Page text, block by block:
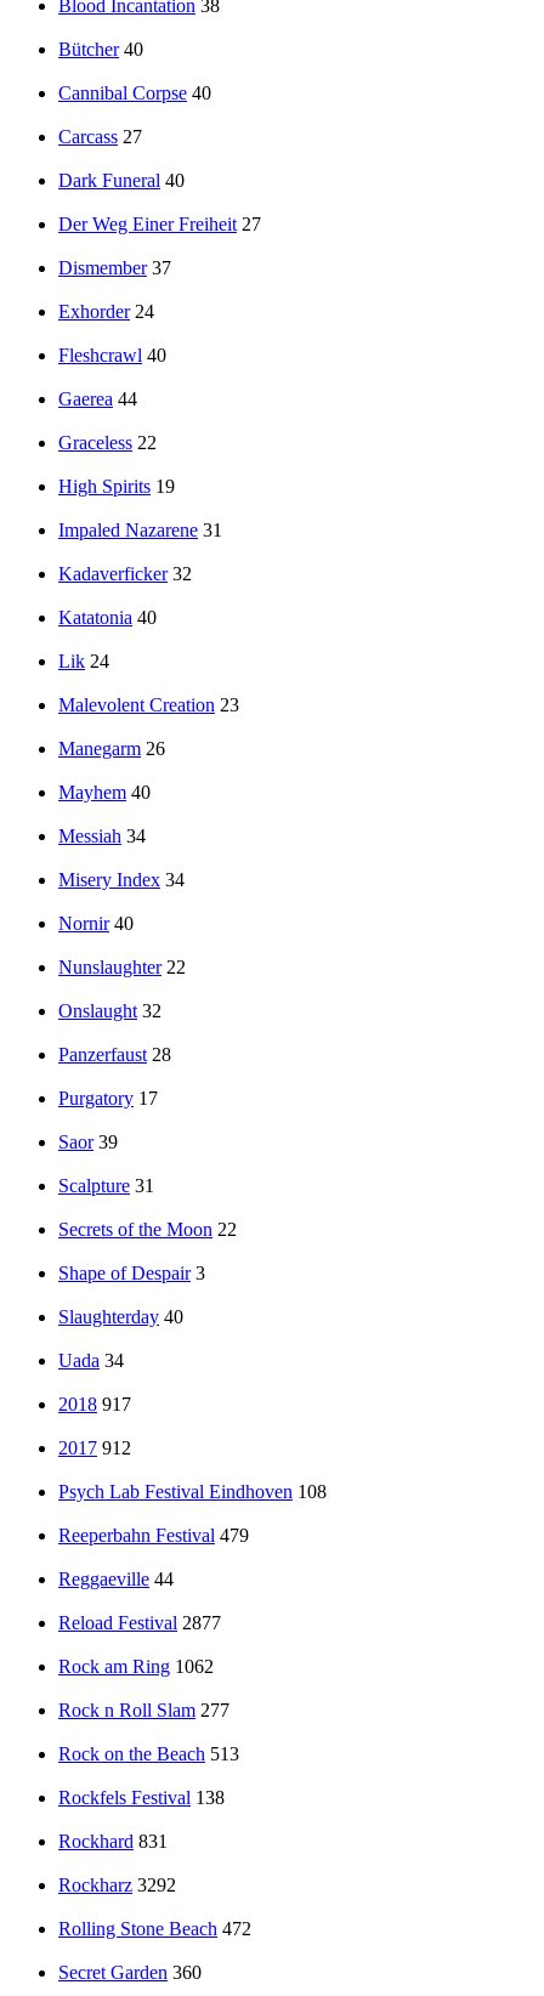
Blood Incantation 38
Bütcher 40
Cannibal Corpse 40
Carcass 27
Dark Funeral 40
Der Weg Einer Freiheit 27
Dismember 37
Exhorder 24
Fleshcrawl 40
Gaerea 44
Graceless 22
High Spirits 19
Impaled Nazarene 31
Kadaverficker 32
Katatonia 40
Lik 24
Malevolent Creation 23
Manegarm 26
Mayhem 40
Messiah 34
Misery Index 34
Nornir 40
Nunslaughter 22
Onslaught 32
Panzerfaust 28
Purgatory 17
Saor 39
Scalpture 31
Secrets of the Moon 22
Shape of Despair 3
Slaughterday 40
Uada 34
2018 917
2017 912
Psych Lab Festival Eindhoven 108
Reeperbahn Festival 479
Reggaeville 44
Reload Festival 2877
Rock am Ring 1062
Rock n Roll Slam 277
Rock on the Beach 513
Rockfels Festival 138
Rockhard 831
Rockharz 3292
Rolling Stone Beach 472
Secret Garden 360